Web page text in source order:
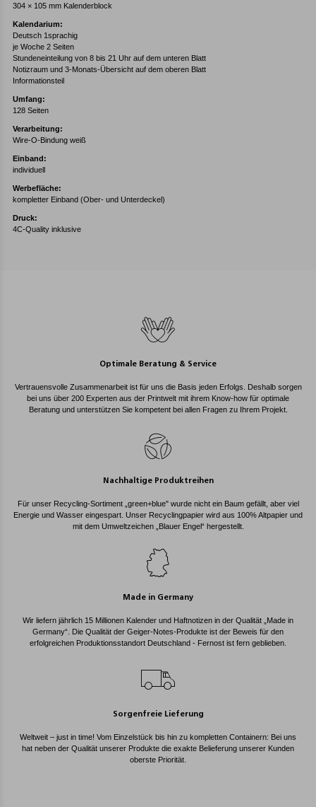
304 × 105 mm Kalenderblock
Kalendarium:
Deutsch 1sprachig
je Woche 2 Seiten
Stundeneinteilung von 8 bis 21 Uhr auf dem unteren Blatt
Notizraum und 3-Monats-Übersicht auf dem oberen Blatt
Informationsteil
Umfang:
128 Seiten
Verarbeitung:
Wire-O-Bindung weiß
Einband:
individuell
Werbefläche:
kompletter Einband (Ober- und Unterdeckel)
Druck:
4C-Quality inklusive
Optimale Beratung & Service
Vertrauensvolle Zusammenarbeit ist für uns die Basis jeden Erfolgs. Deshalb sorgen
bei uns über 200 Experten aus der Printwelt mit ihrem Know-how für optimale
Beratung und unterstützen Sie kompetent bei allen Fragen zu Ihrem Projekt.
Nachhaltige Produktreihen
Für unser Recycling-Sortiment „green+blue" wurde nicht ein Baum gefällt, aber viel
Energie und Wasser eingespart. Unser Recyclingpapier wird aus 100% Altpapier und
mit dem Umweltzeichen „Blauer Engel“ hergestellt.
Made in Germany
Wir liefern jährlich 15 Millionen Kalender und Haftnotizen in der Qualität „Made in
Germany“. Die Qualität der Geiger-Notes-Produkte ist der Beweis für den
erfolgreichen Produktionsstandort Deutschland - Fernost ist fern geblieben.
Sorgenfreie Lieferung
Weltweit – just in time! Vom Einzelstück bis hin zu kompletten Containern: Bei uns
hat neben der Qualität unserer Produkte die exakte Belieferung unserer Kunden
oberste Priorität.